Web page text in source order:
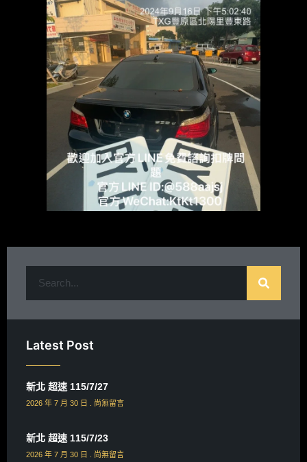
Latest Post
新北 超速 115/7/27
2026 年 7 月 30 日 尚無留言
新北 超速 115/7/23
2026 年 7 月 30 日 尚無留言